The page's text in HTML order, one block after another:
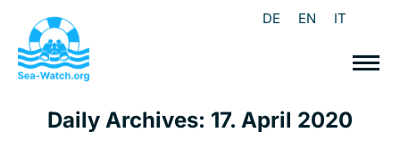
DE EN IT
Daily Archives: 17. April 2020